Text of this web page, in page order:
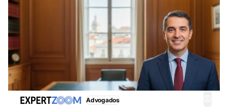
Advogados